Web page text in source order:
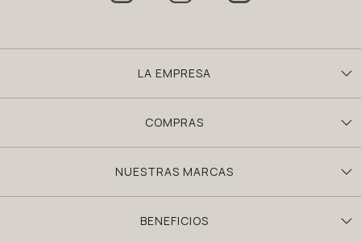
LA EMPRESA
COMPRAS
NUESTRAS MARCAS
BENEFICIOS